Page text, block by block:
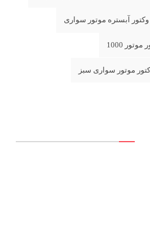
وکتور آبستره موتور سواری
1000
موتور سواری سبز